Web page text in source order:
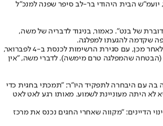
יועמ"ש הבית היהודי בר-לב סיפר שפנה למנכ"ל
של בנט". כאמור, בניגוד לדבריה של משה,
משה נבחרה לתפקידה כיו"ר המפלגה בינואר האחרון, לאחר שניצחה בפריימריז את אורבך, והיתה אמורה לרוץ ברשימת ימין מאוחדת בראשות בצלאל סמוטריץ'. כשבועיים לאחר מכן, עם סגירת הרשימות לכנסת ב-4 לפברואר,
שהמפלגה טרם מימשה). לדברי משה, "אין
בה עם היבחרה לתפקיד היו"ר: "תמכתי בחגית כדי
לא היתה מעוניינת לשמוע. מאותו רגע לאט לאט
הדיינים: "מקווה שאחרי החגים נכנס את מרכז